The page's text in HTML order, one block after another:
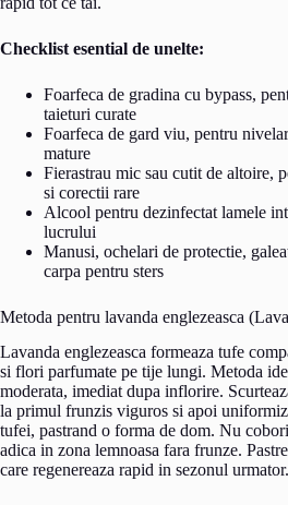
Checklist esential de unelte:
Foarfeca de gradina cu bypass,
taieturi curate
Foarfeca de gard viu, pentru
mature
Fierastrau mic sau cutit de altoire,
si corectii rare
Alcool pentru dezinfectat lamele
lucrului
Manusi, ochelari de protectie,
carpa pentru sters
Metoda pentru lavanda englezeasca
Lavanda englezeasca formeaza tufe
si flori parfumate pe tije lungi. Metoda
moderata, imediat dupa inflorire.
la primul frunzis viguros si apoi
tufei, pastrand o forma de dom. Nu
adica in zona lemnoasa fara frunze.
care regenereaza rapid in sezonul urmator.